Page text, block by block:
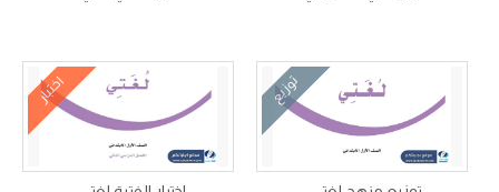
توزيع اختبار